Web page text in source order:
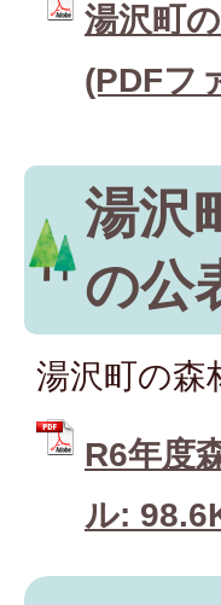
湯沢町
(PDFフ
湯沢
の公
湯沢町の森
R6年度
ル: